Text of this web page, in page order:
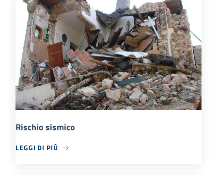
Rischio sismico
LEGGI DI PIÙ